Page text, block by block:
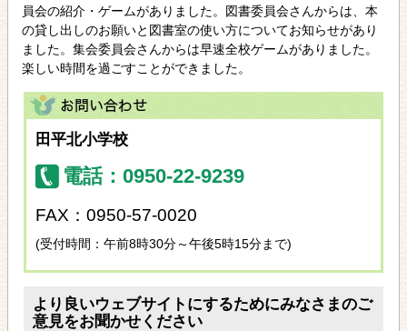
員会の紹介・ゲームがありました。図書委員会さんからは、本
の貸し出しのお願いと図書室の使い方についてお知らせがあり
ました。集会委員会さんからは早速全校ゲームがありました。
楽しい時間を過ごすことができました。
田平北小学校
電話：0950-22-9239
FAX：0950-57-0020
(受付時間：午前8時30分～午後5時15分まで)
より良いウェブサイトにするためにみなさまのご
意見をお聞かせください